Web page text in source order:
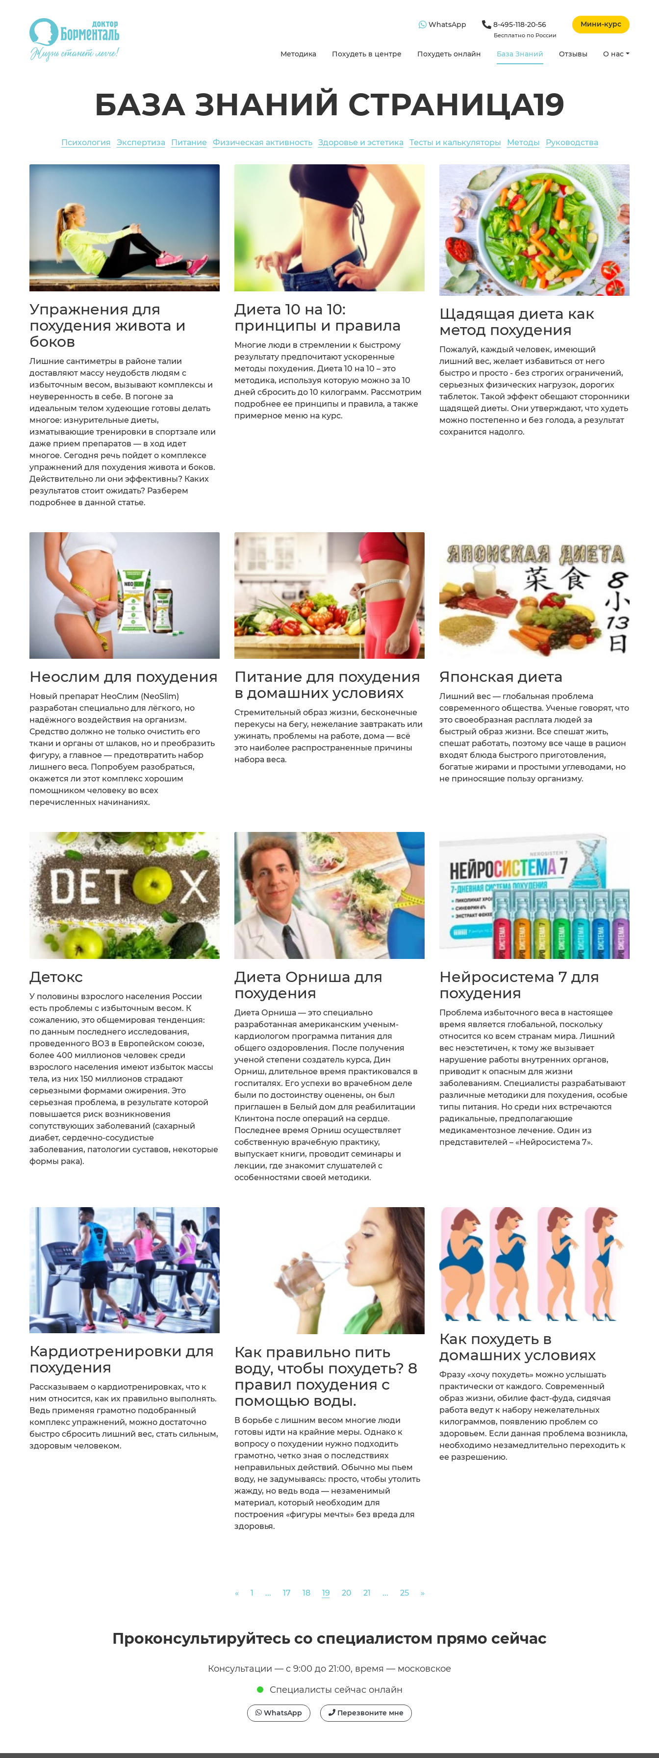
WhatsApp 8-495-118-20-56
Бесплатно по России
Мини-курс
Методика Похудеть в центре Похудеть онлайн База Знаний Отзывы О нас
БАЗА ЗНАНИЙ СТРАНИЦА19
Психология Экспертиза Питание Физическая активность Здоровье и эстетика Тесты и калькуляторы Методы Руководства
Упражнения для
похудения живота и
боков
Лишние сантиметры в районе талии
доставляют массу неудобств людям с
избыточным весом, вызывают комплексы и
неуверенность в себе. В погоне за
идеальным телом худеющие готовы делать
многое: изнурительные диеты,
изматывающие тренировки в спортзале или
даже прием препаратов — в ход идет
многое. Сегодня речь пойдет о комплексе
упражнений для похудения живота и боков.
Действительно ли они эффективны? Каких
результатов стоит ожидать? Разберем
подробнее в данной статье.
Диета 10 на 10:
принципы и правила
Многие люди в стремлении к быстрому
результату предпочитают ускоренные
методы похудения. Диета 10 на 10 – это
методика, используя которую можно за 10
дней сбросить до 10 килограмм. Рассмотрим
подробнее ее принципы и правила, а также
примерное меню на курс.
Щадящая диета как
метод похудения
Пожалуй, каждый человек, имеющий
лишний вес, желает избавиться от него
быстро и просто - без строгих ограничений,
серьезных физических нагрузок, дорогих
таблеток. Такой эффект обещают сторонники
щадящей диеты. Они утверждают, что худеть
можно постепенно и без голода, а результат
сохранится надолго.
Неослим для похудения
Новый препарат НеоСлим (NeoSlim)
разработан специально для лёгкого, но
надёжного воздействия на организм.
Средство должно не только очистить его
ткани и органы от шлаков, но и преобразить
фигуру, а главное — предотвратить набор
лишнего веса. Попробуем разобраться,
окажется ли этот комплекс хорошим
помощником человеку во всех
перечисленных начинаниях.
Питание для похудения
в домашних условиях
Стремительный образ жизни, бесконечные
перекусы на бегу, нежелание завтракать или
ужинать, проблемы на работе, дома — всё
это наиболее распространенные причины
набора веса.
Японская диета
Лишний вес — глобальная проблема
современного общества. Ученые говорят, что
это своеобразная расплата людей за
быстрый образ жизни. Все спешат жить,
спешат работать, поэтому все чаще в рацион
входят блюда быстрого приготовления,
богатые жирами и простыми углеводами, но
не приносящие пользу организму.
Детокс
У половины взрослого населения России
есть проблемы с избыточным весом. К
сожалению, это общемировая тенденция:
по данным последнего исследования,
проведенного ВОЗ в Европейском союзе,
более 400 миллионов человек среди
взрослого населения имеют избыток массы
тела, из них 150 миллионов страдают
серьезными формами ожирения. Это
серьезная проблема, в результате которой
повышается риск возникновения
сопутствующих заболеваний (сахарный
диабет, сердечно-сосудистые
заболевания, патологии суставов, некоторые
формы рака).
Диета Орниша для
похудения
Диета Орниша — это специально
разработанная американским ученым-
кардиологом программа питания для
общего оздоровления. После получения
ученой степени создатель курса, Дин
Орниш, длительное время практиковался в
госпиталях. Его успехи во врачебном деле
были по достоинству оценены, он был
приглашен в Белый дом для реабилитации
Клинтона после операций на сердце.
Последнее время Орниш осуществляет
собственную врачебную практику,
выпускает книги, проводит семинары и
лекции, где знакомит слушателей с
особенностями своей методики.
Нейросистема 7 для
похудения
Проблема избыточного веса в настоящее
время является глобальной, поскольку
относится ко всем странам мира. Лишний
вес неэстетичен, к тому же вызывает
нарушение работы внутренних органов,
приводит к опасным для жизни
заболеваниям. Специалисты разрабатывают
различные методики для похудения, особые
типы питания. Но среди них встречаются
радикальные, предполагающие
медикаментозное лечение. Один из
представителей – «Нейросистема 7».
Кардиотренировки для
похудения
Рассказываем о кардиотренировках, что к
ним относится, как их правильно выполнять.
Ведь применяя грамотно подобранный
комплекс упражнений, можно достаточно
быстро сбросить лишний вес, стать сильным,
здоровым человеком.
Как правильно пить
воду, чтобы похудеть? 8
правил похудения с
помощью воды.
В борьбе с лишним весом многие люди
готовы идти на крайние меры. Однако к
вопросу о похудении нужно подходить
грамотно, четко зная о последствиях
неправильных действий. Обычно мы пьем
воду, не задумываясь: просто, чтобы утолить
жажду, но ведь вода — незаменимый
материал, который необходим для
построения «фигуры мечты» без вреда для
здоровья.
Как похудеть в
домашних условиях
Фразу «хочу похудеть» можно услышать
практически от каждого. Современный
образ жизни, обилие фаст-фуда, сидячая
работа ведут к набору нежелательных
килограммов, появлению проблем со
здоровьем. Если данная проблема возникла,
необходимо незамедлительно переходить к
ее разрешению.
«Previous
1 ... 17 18 19 20 21 ... 25 »Next
Проконсультируйтесь со специалистом прямо сейчас
Консультации — с 9:00 до 21:00, время — московское
Специалисты сейчас онлайн
WhatsApp Перезвоните мне